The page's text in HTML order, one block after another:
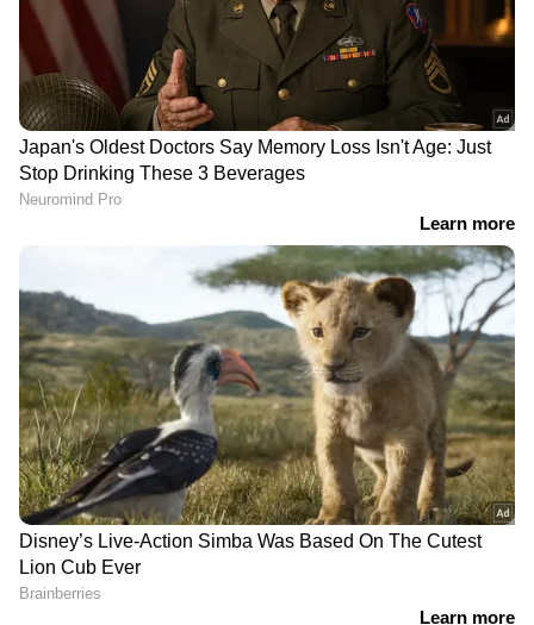
DOWNLOAD APP
അറിയാൻ
എപ്പോഴും ഏഷ്യാനെറ്റ് ന്യൂസ് വാർത്തകൾ.
Malayalam Newsഅപ്‌ഡേറ്റുകളും
ആഴത്തിലുള്ള വിശകലനവും സമഗ്രമായ
റിപ്പോർട്ടിംഗും — എല്ലാം ഒരൊറ്റ സ്ഥലത്ത്.
ഏത് സമയത്തും, എവിടെയും
വിശ്വസനീയമായ വാർത്തകൾ ലഭിക്കാൻ
Asianet News Malayalam